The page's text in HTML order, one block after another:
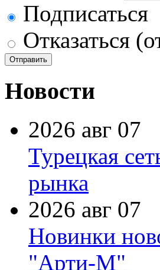
Подписаться
Отказаться
Новости
2026 авг 07
Турецкая
рынка
2026 авг 07
Новинки
"Арти-М"